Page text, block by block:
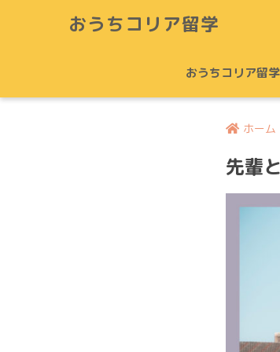
おうちコリア留学
おうちコリア留
ホーム
先輩